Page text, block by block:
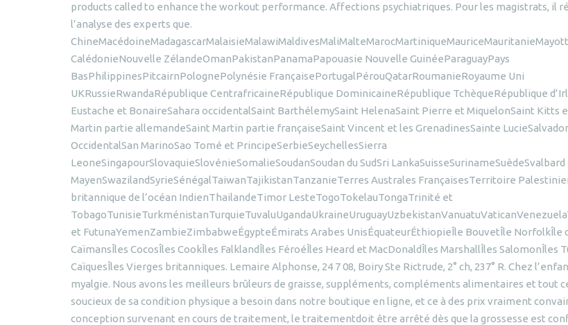
products called to enhance the workout performance. Affections psychiatriques. Pour les magistrats, il
l’analyse des experts que.
CalédonieNouvelle ZélandeOmanPakistanPanamaPapouasie Nouvelle GuinéeParaguayPays
BasPhilippinesPitcairnPolognePolynésie FrançaisePortugalPérouQatarRoumanieRoyaume Uni
UKRussieRwandaRépublique CentrafricaineRépublique DominicaineRépublique TchèqueRépublique
Eustache et BonaireSahara occidentalSaint BarthélemySaint HelenaSaint Pierre et MiquelonSaint Kitts
Martin partie allemandeSaint Martin partie françaiseSaint Vincent et les GrenadinesSainte
OccidentalSan MarinoSao Tomé et PrincipeSerbieSeychellesSierra
LeoneSingapourSlovaquieSlovénieSomalieSoudanSoudan du SudSri LankaSuisseSurinameSuèdeSvalbard
MayenSwazilandSyrieSénégalTaiwanTajikistanTanzanieTerres Australes FrançaisesTerritoire
britannique de l’océan IndienThailandeTimor LesteTogoTokelauTongaTrinité et
et FutunaYemenZambieZimbabweÉgypteÉmirats Arabes UnisÉquateurÉthiopieÎle BouvetÎle NorfolkÎle
CaïmansÎles CocosÎles CookÎles FalklandÎles FéroéÎles Heard et MacDonaldÎles MarshallÎles SalomonÎles
CaïquesÎles Vierges britanniques. Lemaire Alphonse, 24 7 08, Boiry Ste Rictrude, 2° ch, 237° R. Chez
myalgie. Nous avons les meilleurs brûleurs de graisse, suppléments, compléments alimentaires et tout
soucieux de sa condition physique a besoin dans notre boutique en ligne, et ce à des prix vraiment
conception survenant en cours de traitement, le traitementdoit être arrêté dès que la grossesse est